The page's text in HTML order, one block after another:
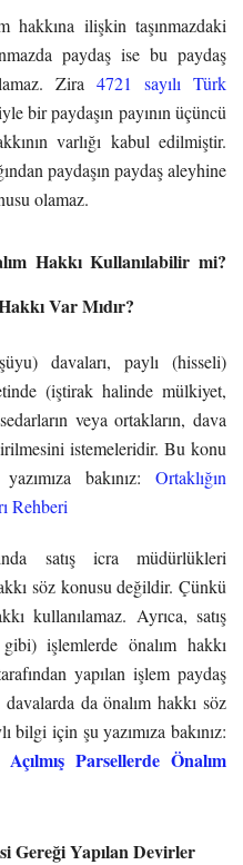
hakkına ilişkin taşınmazdaki
paydaş ise bu paydaş
Zira 4721 sayılı Türk
bir paydaşın payının üçüncü
varlığı kabul edilmiştir.
paydaşın paydaş aleyhine
olamaz.
Hakkı Kullanılabilir mi?
Var Mıdır?
davaları, paylı (hisseli)
(iştirak halinde mülkiyet,
veya ortakların, dava
istemeleridir. Bu konu
bakınız: Ortaklığın
Rehberi
satış icra müdürlükleri
söz konusu değildir. Çünkü
kullanılamaz. Ayrıca, satış
işlemlerde önalım hakkı
yapılan işlem paydaş
da önalım hakkı söz
için şu yazımıza bakınız:
Parsellerde Önalım
Gereği Yapılan Devirler